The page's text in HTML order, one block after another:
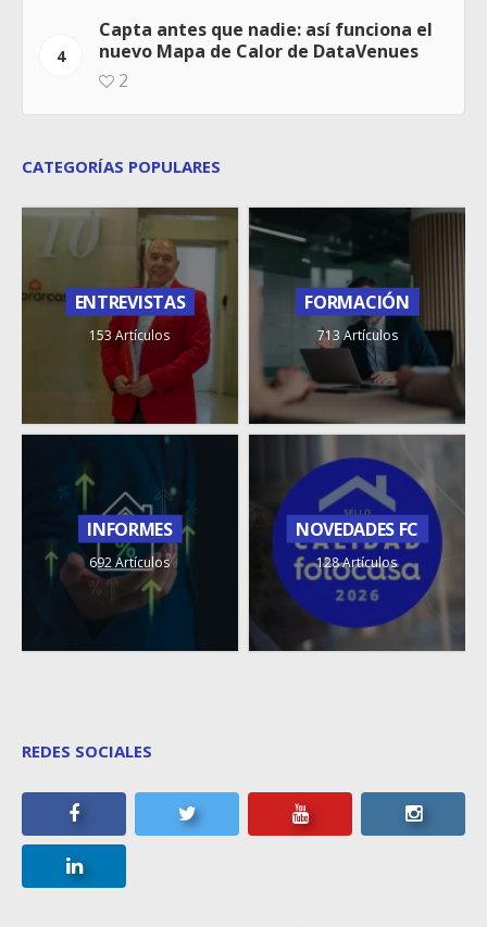
4
Capta antes que nadie: así funciona el
nuevo Mapa de Calor de DataVenues
2
CATEGORÍAS POPULARES
ENTREVISTAS
153 Artículos
FORMACIÓN
713 Artículos
INFORMES
692 Artículos
NOVEDADES FC
128 Artículos
REDES SOCIALES